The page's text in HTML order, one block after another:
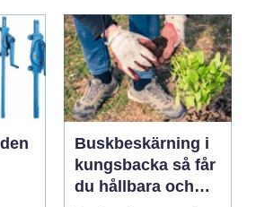
Buskbeskärning i
kungsbacka så får
du hållbara och